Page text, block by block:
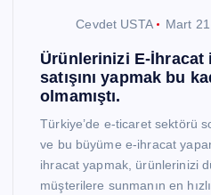
Cevdet USTA Mart
Ürünlerinizi E-İhracat
satışını yapmak bu
olmamıştı.
Türkiye’de e-ticaret sektörü
ve bu büyüme e-ihracat
ihracat yapmak, ürünlerinizi
müşterilere sunmanın en